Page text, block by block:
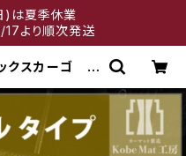
は夏季休業
より順次発送
クスカーゴ R
シャルタイプ